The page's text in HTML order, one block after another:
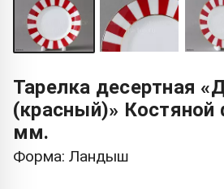
Тарелка десертная
(красный)» Костяной
мм.
Форма: Ландыш